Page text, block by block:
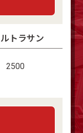
トラサン
2500